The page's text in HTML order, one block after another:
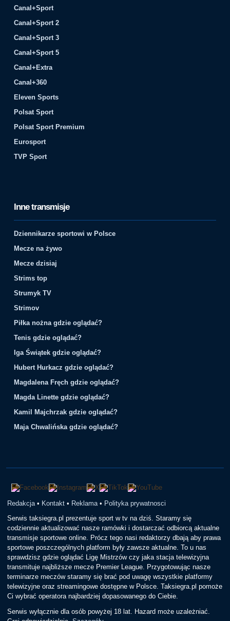
Canal+Sport
Canal+Sport 2
Canal+Sport 3
Canal+Sport 5
Canal+Extra
Canal+360
Eleven Sports
Polsat Sport
Polsat Sport Premium
Eurosport
TVP Sport
Inne transmisje
Dziennikarze sportowi w Polsce
Mecze na żywo
Mecze dzisiaj
Strims top
Strumyk TV
Strimov
Piłka nożna gdzie oglądać?
Tenis gdzie oglądać?
Iga Świątek gdzie oglądać?
Hubert Hurkacz gdzie oglądać?
Magdalena Fręch gdzie oglądać?
Magda Linette gdzie oglądać?
Kamil Majchrzak gdzie oglądać?
Maja Chwalińska gdzie oglądać?
Redakcja • Kontakt • Reklama • Polityka prywatnosci
Serwis taksiegra.pl prezentuje sport w tv na dziś. Staramy się
codziennie aktualizować nasze ramówki i dostarczać odbiorcą aktualne
transmisje sportowe online. Prócz tego nasi redaktorzy dbają aby prawa
sportowe poszczególnych platform były zawsze aktualne. To u nas
sprawdzisz gdzie oglądać Ligę Mistrzów czy jaka stacja telewizyjna
transmituje najbliższe mecze Premier League. Przygotowując nasze
terminarze meczów staramy się brać pod uwagę wszystkie platformy
telewizyjne oraz streamingowe dostępne w Polsce. Taksiegra.pl pomoże
Ci wybrać operatora najbardziej dopasowanego do Ciebie.
Serwis wyłącznie dla osób powyżej 18 lat. Hazard może uzależniać.